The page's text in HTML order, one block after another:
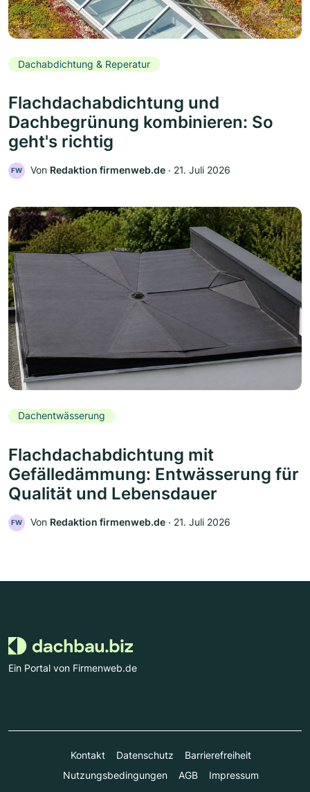
Dachabdichtung & Reperatur
Flachdachabdichtung und
Dachbegrünung kombinieren: So
geht's richtig
FW Von Redaktion firmenweb.de ‧ 21. Juli 2026
Dachentwässerung
Flachdachabdichtung mit
Gefälledämmung: Entwässerung für
Qualität und Lebensdauer
FW Von Redaktion firmenweb.de ‧ 21. Juli 2026
Ein Portal von Firmenweb.de
Kontakt Datenschutz
Barrierefreiheit
Nutzungsbedingungen
AGB Impressum